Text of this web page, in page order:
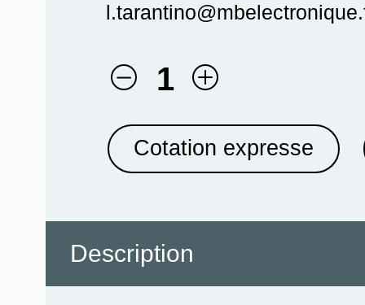
1
Cotation expresse
Description